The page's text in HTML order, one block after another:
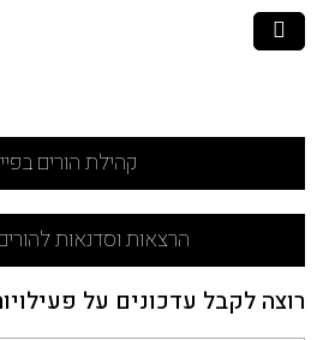
קהילת הורים בפייסבוק
הרצאות וסדנאות להורים
לקבל עדכונים על פעילויות